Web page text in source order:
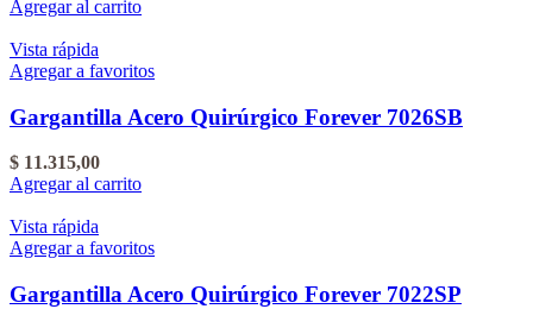
Agregar al carrito
Vista rápida
Agregar a favoritos
Gargantilla Acero Quirúrgico Forever 7026SB
$ 11.315,00
Agregar al carrito
Vista rápida
Agregar a favoritos
Gargantilla Acero Quirúrgico Forever 7022SP